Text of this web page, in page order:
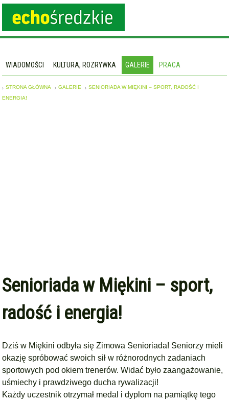
WIADOMOŚCI KULTURA, ROZRYWKA GALERIE PRACA
STRONA GŁÓWNA GALERIE
SENIORIADA W MIĘKINI – SPORT, RADOŚĆ I
ENERGIA!
Senioriada w Miękini – sport,
radość i energia!
Dziś w Miękini odbyła się Zimowa Senioriada! Seniorzy mieli
okazję spróbować swoich sił w różnorodnych zadaniach
sportowych pod okiem trenerów. Widać było zaangażowanie,
uśmiechy i prawdziwego ducha rywalizacji!
Każdy uczestnik otrzymał medal i dyplom na pamiątkę tego